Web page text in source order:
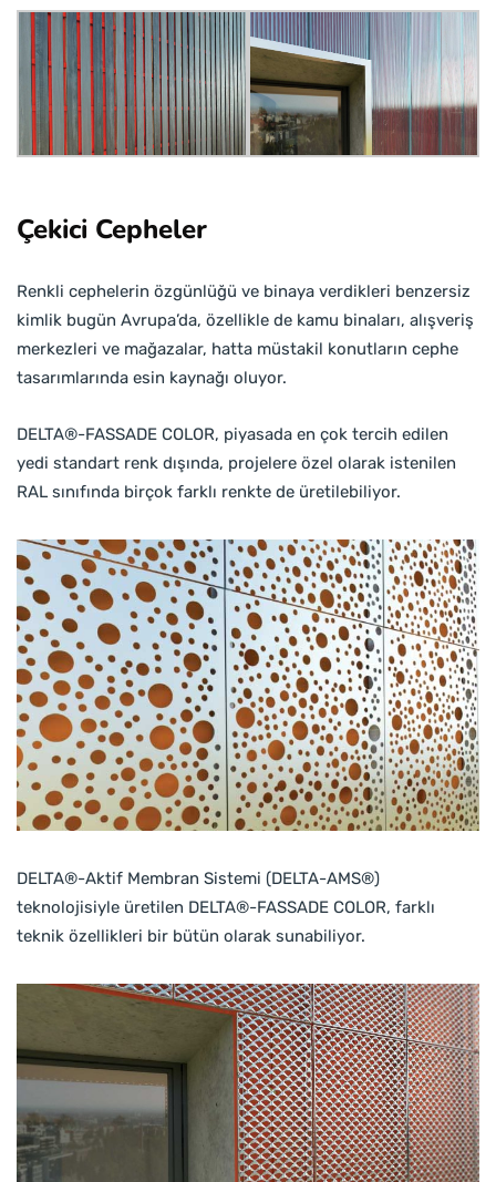
Çekici Cepheler
Renkli cephelerin özgünlüğü ve binaya verdikleri benzersiz
kimlik bugün Avrupa’da, özellikle de kamu binaları, alışveriş
merkezleri ve mağazalar, hatta müstakil konutların cephe
tasarımlarında esin kaynağı oluyor.
DELTA®-FASSADE COLOR, piyasada en çok tercih edilen
yedi standart renk dışında, projelere özel olarak istenilen
RAL sınıfında birçok farklı renkte de üretilebiliyor.
DELTA®-Aktif Membran Sistemi (DELTA-AMS®)
teknolojisiyle üretilen DELTA®-FASSADE COLOR, farklı
teknik özellikleri bir bütün olarak sunabiliyor.